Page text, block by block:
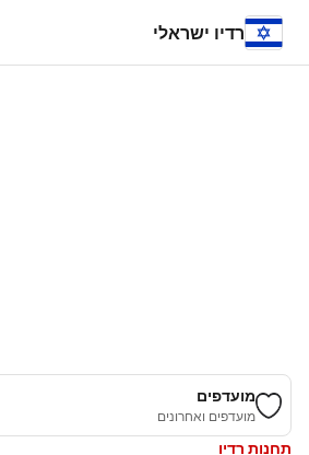
רדיו ישראלי
מועדפים
מועדפים ואחרונים
תחנות רדיו